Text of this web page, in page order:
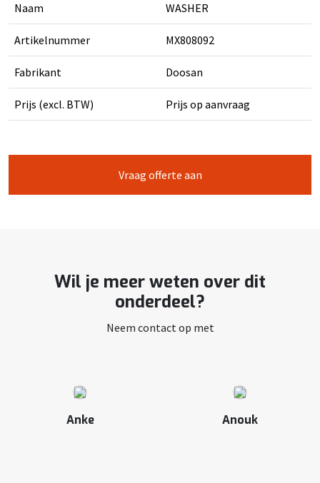
Naam WASHER
Artikelnummer MX808092
Fabrikant Doosan
Prijs (excl. BTW) Prijs op aanvraag
Vraag offerte aan
Wil je meer weten over dit
onderdeel?
Neem contact op met
Anke Anouk